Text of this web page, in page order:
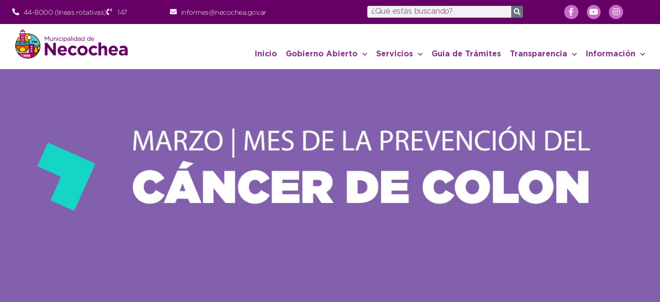
44-8000 (lineas rotativas) 147 informes@necochea.gov.ar
Inicio Gobierno Abierto Servicios Guia de Trámites Transparencia Información